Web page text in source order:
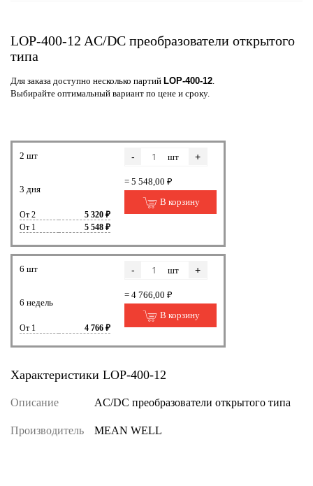
LOP-400-12 AC/DC преобразователи открытого
типа
Для заказа доступно несколько партий LOP-400-12
Выбирайте оптимальный вариант по цене и сроку.
2 шт
3 дня
От 2
5 320 ₽
От 1
5 548 ₽
- шт +
= 5 548,00 ₽
В корзину
6 шт
6 недель
От 1 4 766 ₽
- шт +
= 4 766,00 ₽
В корзину
Характеристики LOP-400-12
Описание AC/DC преобразователи открытого типа
Производитель MEAN WELL